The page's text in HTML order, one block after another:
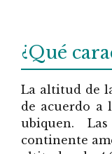
¿Qué
La altitud de
de acuerdo a
ubiquen.
continente